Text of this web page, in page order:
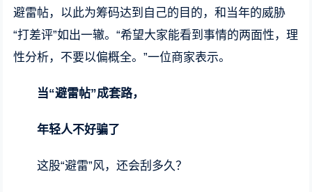
避雷帖，以此为筹码达到自己的目的，和当年的威胁
“打差评”如出一辙。“希望大家能看到事情的两面性，理
性分析，不要以偏概全。”一位商家表示。
当“避雷帖”成套路，
年轻人不好骗了
这股“避雷”风，还会刮多久？